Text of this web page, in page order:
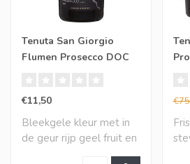
Tenuta San Giorgio
Flumen Prosecco DOC
€11,50
Bleekgele kleur met in
de geur rijp geel fruit en